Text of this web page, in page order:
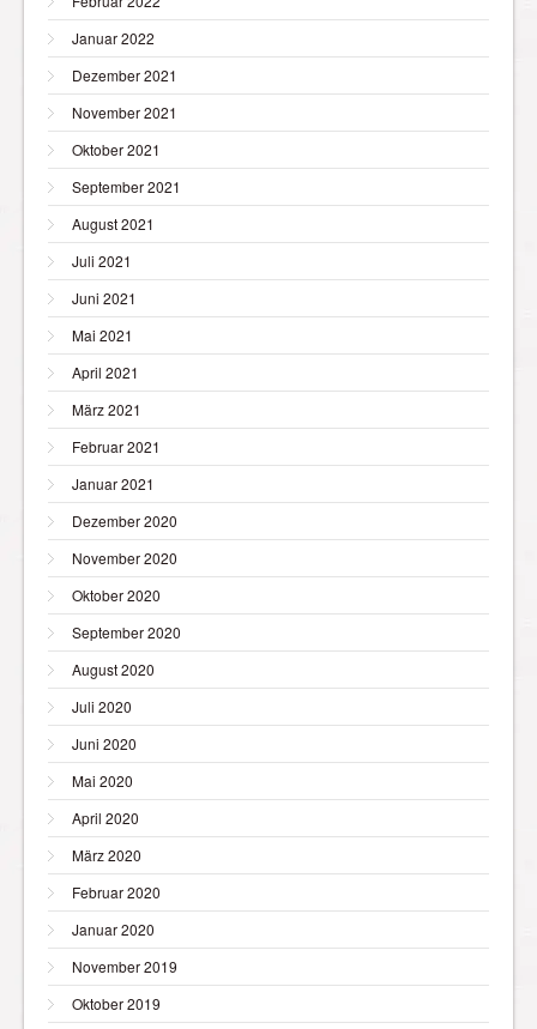
Januar 2022
Dezember 2021
November 2021
Oktober 2021
September 2021
August 2021
Juli 2021
Juni 2021
Mai 2021
April 2021
März 2021
Februar 2021
Januar 2021
Dezember 2020
November 2020
Oktober 2020
September 2020
August 2020
Juli 2020
Juni 2020
Mai 2020
April 2020
März 2020
Februar 2020
Januar 2020
November 2019
Oktober 2019